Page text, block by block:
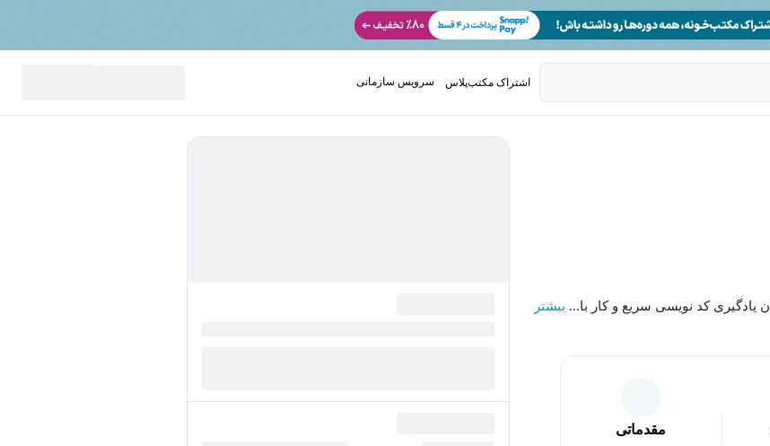
اشتراک مکتب‌پلاس سرویس سازمانی
بیشتر
مقدماتی